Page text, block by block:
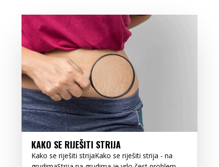
KAKO SE RIJEŠITI STRIJA
Kako se riješiti strijaKako se riješiti strija - na